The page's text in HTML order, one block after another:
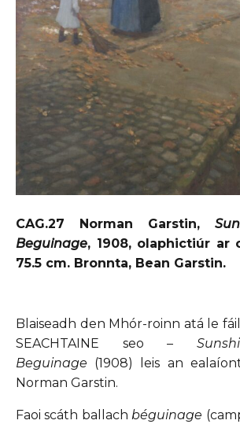
CAG.27 Norman Garstin,
Beguinage, 1908, olaphictiúr ar
75.5 cm. Bronnta, Bean Garstin.
Blaiseadh den Mhór-roinn atá le
SEACHTAINE seo –
Beguinage (1908) leis an
Norman Garstin.
Faoi scáth ballachbéguinage